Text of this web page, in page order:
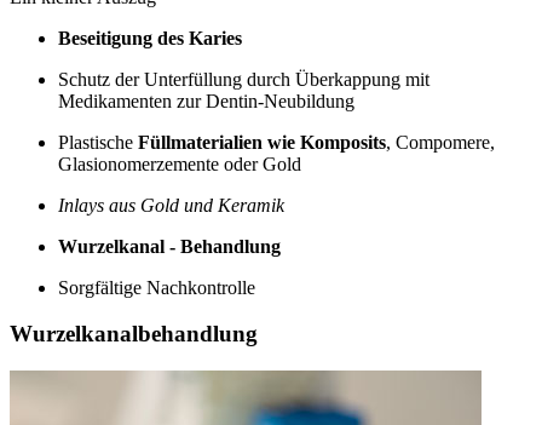
Beseitigung des Karies
Schutz der Unterfüllung durch Überkappung mit
Medikamenten zur Dentin-Neubildung
Plastische Füllmaterialien wie Komposits, Compomere,
Glasionomerzemente oder Gold
Inlays aus Gold und Keramik
Wurzelkanal - Behandlung
Sorgfältige Nachkontrolle
Wurzelkanalbehandlung